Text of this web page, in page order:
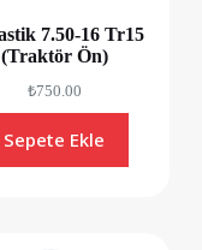
7.50-16 Tr15
(Traktör Ön)
₺750.00
Sepete Ekle